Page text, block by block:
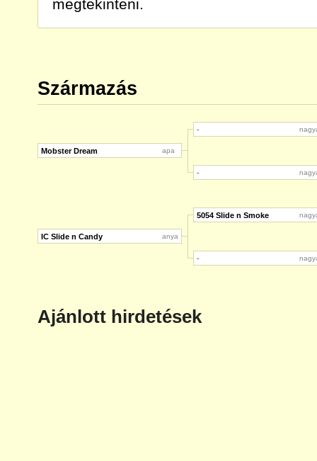
megtekinteni.
Származás
Mobster Dream apa
IC Slide n Candy anya
-
-
5054 Slide n Smoke
-
Ajánlott hirdetések